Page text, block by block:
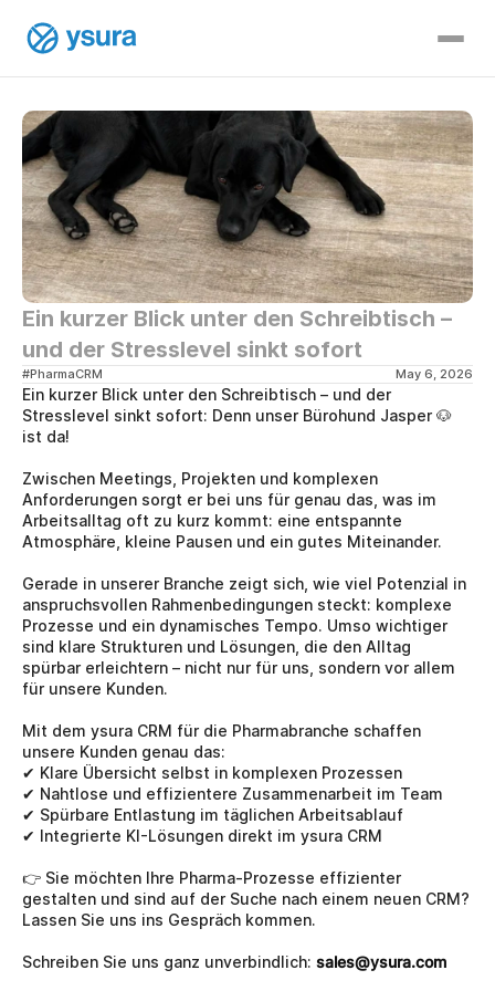
Ein kurzer Blick unter den Schreibtisch –
und der Stresslevel sinkt sofort
#PharmaCRM May 6, 2026
Ein kurzer Blick unter den Schreibtisch – und der
Stresslevel sinkt sofort: Denn unser Bürohund Jasper 🐶
ist da!
Zwischen Meetings, Projekten und komplexen
Anforderungen sorgt er bei uns für genau das, was im
Arbeitsalltag oft zu kurz kommt: eine entspannte
Atmosphäre, kleine Pausen und ein gutes Miteinander.
Gerade in unserer Branche zeigt sich, wie viel Potenzial in
anspruchsvollen Rahmenbedingungen steckt: komplexe
Prozesse und ein dynamisches Tempo. Umso wichtiger
sind klare Strukturen und Lösungen, die den Alltag
spürbar erleichtern – nicht nur für uns, sondern vor allem
für unsere Kunden.
Mit dem ysura CRM für die Pharmabranche schaffen
unsere Kunden genau das:
✔ Klare Übersicht selbst in komplexen Prozessen
✔ Nahtlose und effizientere Zusammenarbeit im Team
✔ Spürbare Entlastung im täglichen Arbeitsablauf
✔ Integrierte KI-Lösungen direkt im ysura CRM
👉 Sie möchten Ihre Pharma-Prozesse effizienter
gestalten und sind auf der Suche nach einem neuen CRM?
Lassen Sie uns ins Gespräch kommen.
Schreiben Sie uns ganz unverbindlich: sales@ysura.com